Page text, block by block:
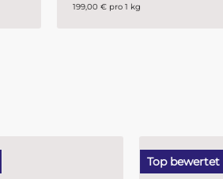
199,00 € pro 1 kg